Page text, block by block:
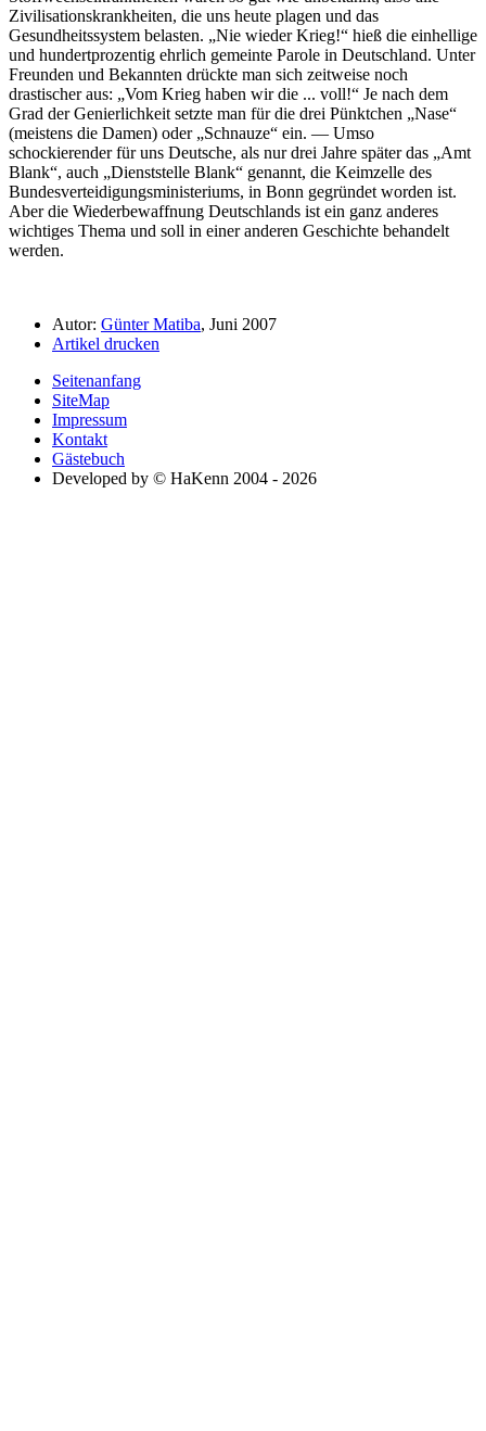
Zivilisationskrankheiten, die uns heute plagen und das
Gesundheitssystem belasten.
Nie wieder Krieg!
hieß die einhellige
und hundertprozentig ehrlich gemeinte Parole in Deutschland. Unter
Freunden und Bekannten drückte man sich zeitweise noch
drastischer aus:
Vom Krieg haben wir die ... voll!
Je nach dem
Grad der Genierlichkeit setzte man für die drei Pünktchen
Nase
(meistens die Damen) oder
Schnauze
ein. — Umso
schockierender für uns Deutsche, als nur drei Jahre später das
Amt
Blank , auch Dienststelle Blank
genannt, die Keimzelle des
Bundesverteidigungsministeriums, in Bonn gegründet worden ist.
Aber die Wiederbewaffnung Deutschlands ist ein ganz anderes
wichtiges Thema und soll in einer anderen Geschichte behandelt
werden.
Autor: Günter Matiba, Juni 2007
Artikel drucken
Seitenanfang
SiteMap
Impressum
Kontakt
Gästebuch
Developed by © HaKenn 2004 - 2026